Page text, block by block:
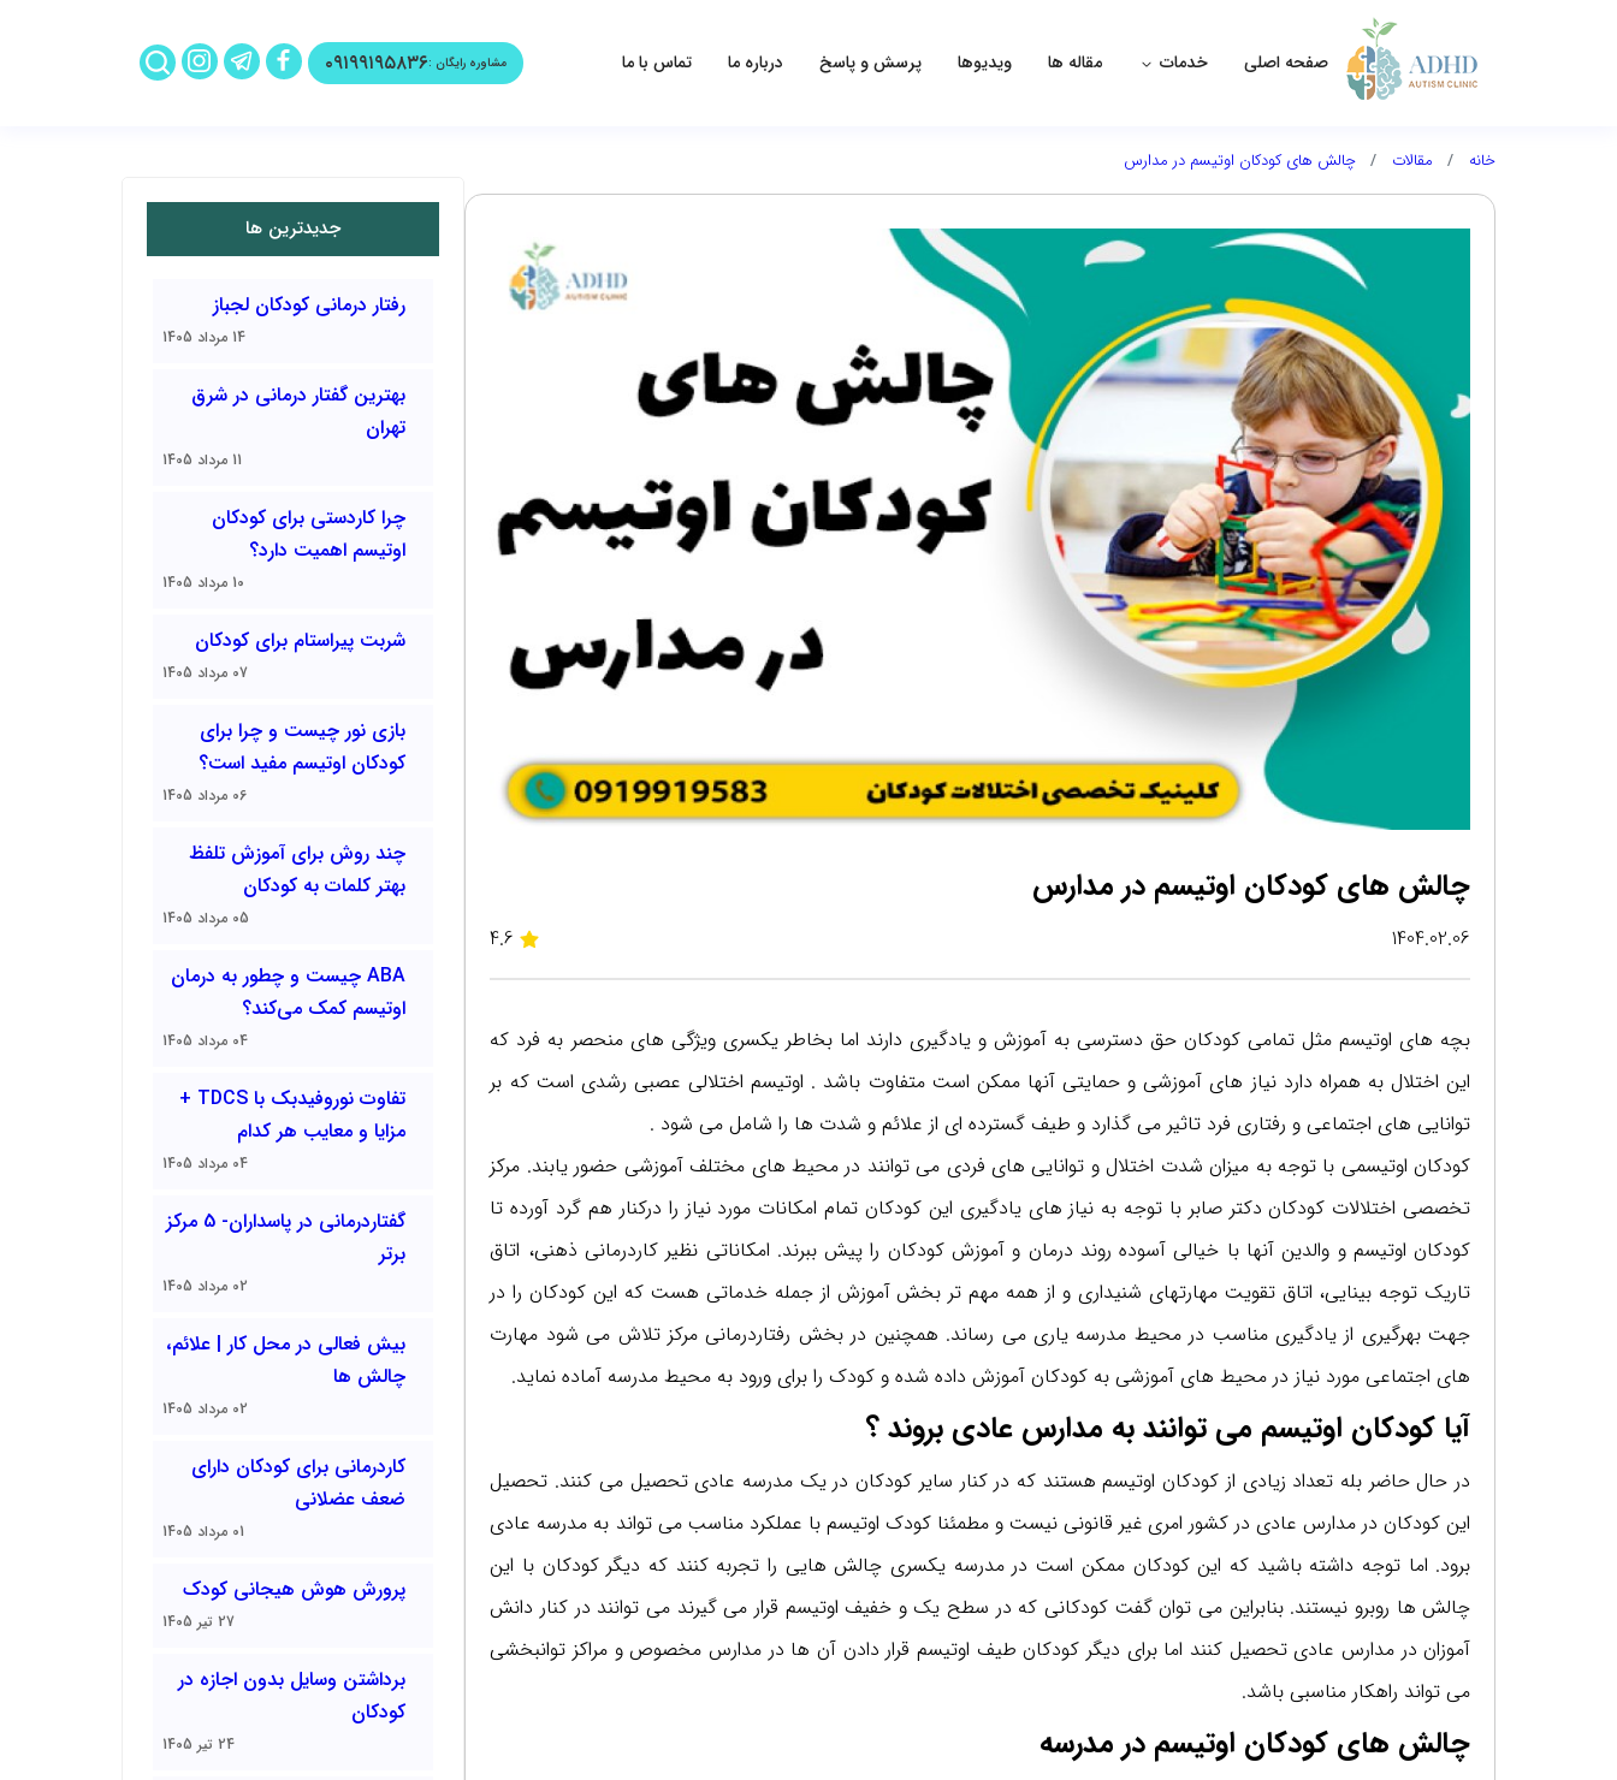
صفحه اصلی خدمات مقاله ها ویدیوها پرسش و پاسخ درباره ما تماس با ما مشاوره رایگان :۰۹۱۹۹۱۹۵۸۳۶
خانه مقالات چالش های کودکان اوتیسم در مدارس
چالش های کودکان اوتیسم در مدارس
1404.02.06
4.6
بچه های اوتیسم مثل تمامی کودکان حق دسترسی به آموزش و یادگیری دارند اما بخاطر یکسری ویژگی های منحصر به فرد که
این اختلال به همراه دارد نیاز های آموزشی و حمایتی آنها ممکن است متفاوت باشد . اوتیسم اختلالی عصبی رشدی است که بر
توانایی های اجتماعی و رفتاری فرد تاثیر می گذارد و طیف گسترده ای از علائم و شدت ها را شامل می شود .
کودکان اوتیسمی با توجه به میزان شدت اختلال و توانایی های فردی می توانند در محیط های مختلف آموزشی حضور یابند. مرکز
تخصصی اختلالات کودکان دکتر صابر با توجه به نیاز های یادگیری این کودکان تمام امکانات مورد نیاز را درکنار هم گرد آورده تا
کودکان اوتیسم و والدین آنها با خیالی آسوده روند درمان و آموزش کودکان را پیش ببرند. امکاناتی نظیر کاردرمانی ذهنی، اتاق
تاریک توجه بینایی، اتاق تقویت مهارتهای شنیداری و از همه مهم تر بخش آموزش از جمله خدماتی هست که این کودکان را در
جهت بهرگیری از یادگیری مناسب در محیط مدرسه یاری می رساند. همچنین در بخش رفتاردرمانی مرکز تلاش می شود مهارت
های اجتماعی مورد نیاز در محیط های آموزشی به کودکان آموزش داده شده و کودک را برای ورود به محیط مدرسه آماده نماید.
آیا کودکان اوتیسم می توانند به مدارس عادی بروند ؟
در حال حاضر بله تعداد زیادی از کودکان اوتیسم هستند که در کنار سایر کودکان در یک مدرسه عادی تحصیل می کنند. تحصیل
این کودکان در مدارس عادی در کشور امری غیر قانونی نیست و مطمئنا کودک اوتیسم با عملکرد مناسب می تواند به مدرسه عادی
برود. اما توجه داشته باشید که این کودکان ممکن است در مدرسه یکسری چالش هایی را تجربه کنند که دیگر کودکان با این
چالش ها روبرو نیستند. بنابراین می توان گفت کودکانی که در سطح یک و خفیف اوتیسم قرار می گیرند می توانند در کنار دانش
آموزان در مدارس عادی تحصیل کنند اما برای دیگر کودکان طیف اوتیسم قرار دادن آن ها در مدارس مخصوص و مراکز توانبخشی
می تواند راهکار مناسبی باشد.
چالش های کودکان اوتیسم در مدرسه
جدیدترین ها
رفتار درمانی کودکان لجباز
14 مرداد 1405
بهترین گفتار درمانی در شرق
تهران
11 مرداد 1405
چرا کاردستی برای کودکان
اوتیسم اهمیت دارد؟
10 مرداد 1405
شربت پیراستام برای کودکان
07 مرداد 1405
بازی نور چیست و چرا برای
کودکان اوتیسم مفید است؟
06 مرداد 1405
چند روش برای آموزش تلفظ
بهتر کلمات به کودکان
05 مرداد 1405
ABA چیست و چطور به درمان
اوتیسم کمک می‌کند؟
04 مرداد 1405
تفاوت نوروفیدبک با TDCS +
مزایا و معایب هر کدام
04 مرداد 1405
گفتاردرمانی در پاسداران- 5 مرکز
برتر
02 مرداد 1405
بیش فعالی در محل کار | علائم،
چالش ها
02 مرداد 1405
کاردرمانی برای کودکان دارای
ضعف عضلانی
01 مرداد 1405
پرورش هوش هیجانی کودک
27 تیر 1405
برداشتن وسایل بدون اجازه در
کودکان
24 تیر 1405